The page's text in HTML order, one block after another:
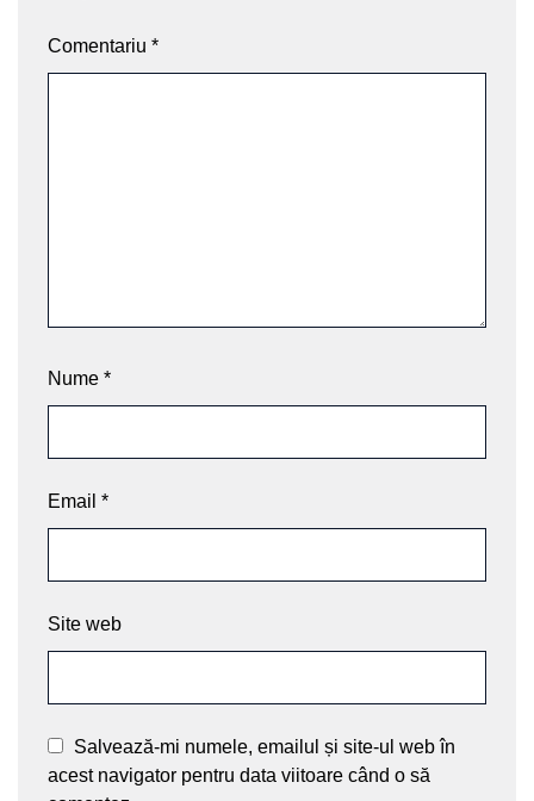
Comentariu *
Nume *
Email *
Site web
Salvează-mi numele, emailul și site-ul web în
acest navigator pentru data viitoare când o să